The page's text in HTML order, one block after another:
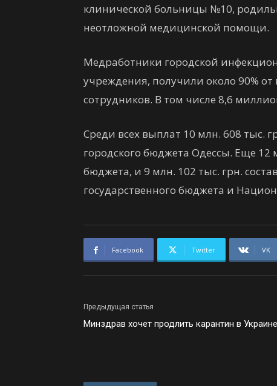
клинической больницы №10,
неотложной медицинской помощи.
Медработники городской
учреждения, получили около 90%
сотрудников. В том числе 8,6
Среди всех выплат 10 млн. 608 тыс.
городского бюджета Одессы. Еще 12
бюджета, и 9 млн. 102 тыс. грн.
государственного бюджета и
Facebook Twitter VK
Предыдущая статья
Минздрав хочет продлить карантин в Украине